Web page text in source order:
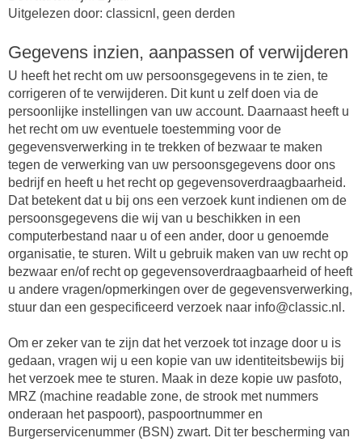
Uitgelezen door: classicnl, geen derden
Gegevens inzien, aanpassen of verwijderen
U heeft het recht om uw persoonsgegevens in te zien, te
corrigeren of te verwijderen. Dit kunt u zelf doen via de
persoonlijke instellingen van uw account. Daarnaast heeft u
het recht om uw eventuele toestemming voor de
gegevensverwerking in te trekken of bezwaar te maken
tegen de verwerking van uw persoonsgegevens door ons
bedrijf en heeft u het recht op gegevensoverdraagbaarheid.
Dat betekent dat u bij ons een verzoek kunt indienen om de
persoonsgegevens die wij van u beschikken in een
computerbestand naar u of een ander, door u genoemde
organisatie, te sturen. Wilt u gebruik maken van uw recht op
bezwaar en/of recht op gegevensoverdraagbaarheid of heeft
u andere vragen/opmerkingen over de gegevensverwerking,
stuur dan een gespecificeerd verzoek naar info@classic.nl.
Om er zeker van te zijn dat het verzoek tot inzage door u is
gedaan, vragen wij u een kopie van uw identiteitsbewijs bij
het verzoek mee te sturen. Maak in deze kopie uw pasfoto,
MRZ (machine readable zone, de strook met nummers
onderaan het paspoort), paspoortnummer en
Burgerservicenummer (BSN) zwart. Dit ter bescherming van